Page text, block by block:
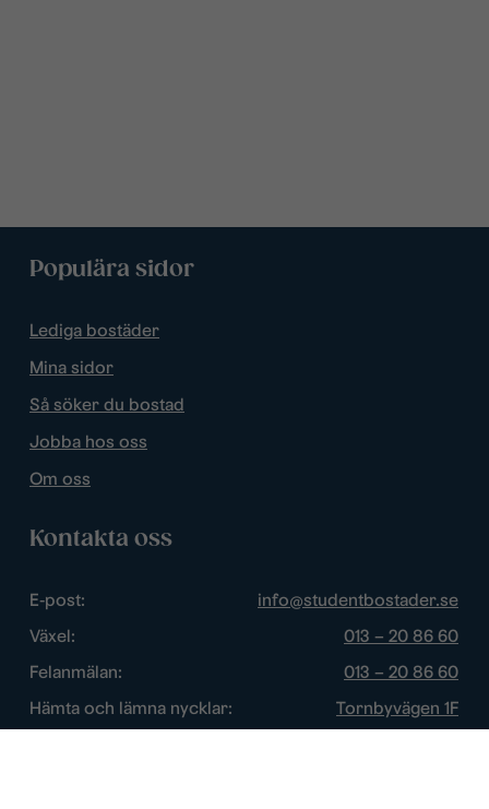
Populära sidor
Lediga bostäder
Mina sidor
Så söker du bostad
Jobba hos oss
Om oss
Kontakta oss
E-post:
info@studentbostader.se
Växel:
013 – 20 86 60
Felanmälan:
013 – 20 86 60
Hämta och lämna nycklar:
Tornbyvägen 1F